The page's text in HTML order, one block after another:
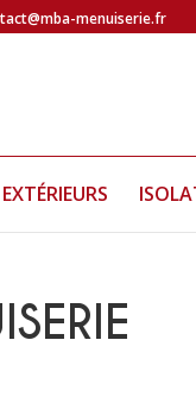
menuiserie.fr